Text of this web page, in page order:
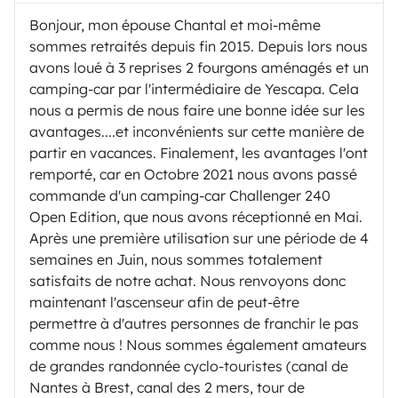
une réponse définitive, merci de préciser votre
destination dans votre demande. Nous vous
répondrons par retour.Un extincteur est fixé sur
l'armature du siège coté passager (entre siège et
porte), un bidon huile moteur, liquide de
refroidissement et lave-glace, kit de de sécurité
(triangle de pré-signalisation, 4 gilets jaune, boites
d'ampoules de rechanges), compresseur d'air en cas
de crevaison (Plus de roue de secours ! 😕), une trousse
de premiers secours. Une sacoche noire 'Challenger'
avec notices d'emploi des différents matériels utilisés
dans ce camping-car sera rangée sur l'étagère au
dessus du poste de conduite, côté chauffeur, ainsi
qu'un classeur où j'ai noté quelques conseils de bon
sens et informations rapides sur le fonctionnement des
Bonjour, mon épouse Chantal et moi-même
sommes retraités depuis fin 2015. Depuis lors nous
avons loué à 3 reprises 2 fourgons aménagés et un
camping-car par l'intermédiaire de Yescapa. Cela
nous a permis de nous faire une bonne idée sur les
avantages....et inconvénients sur cette manière de
partir en vacances. Finalement, les avantages l'ont
remporté, car en Octobre 2021 nous avons passé
commande d'un camping-car Challenger 240
Open Edition, que nous avons réceptionné en Mai.
Après une première utilisation sur une période de 4
semaines en Juin, nous sommes totalement
satisfaits de notre achat. Nous renvoyons donc
maintenant l'ascenseur afin de peut-être
permettre à d'autres personnes de franchir le pas
comme nous ! Nous sommes également amateurs
de grandes randonnée cyclo-touristes (canal de
Nantes à Brest, canal des 2 mers, tour de